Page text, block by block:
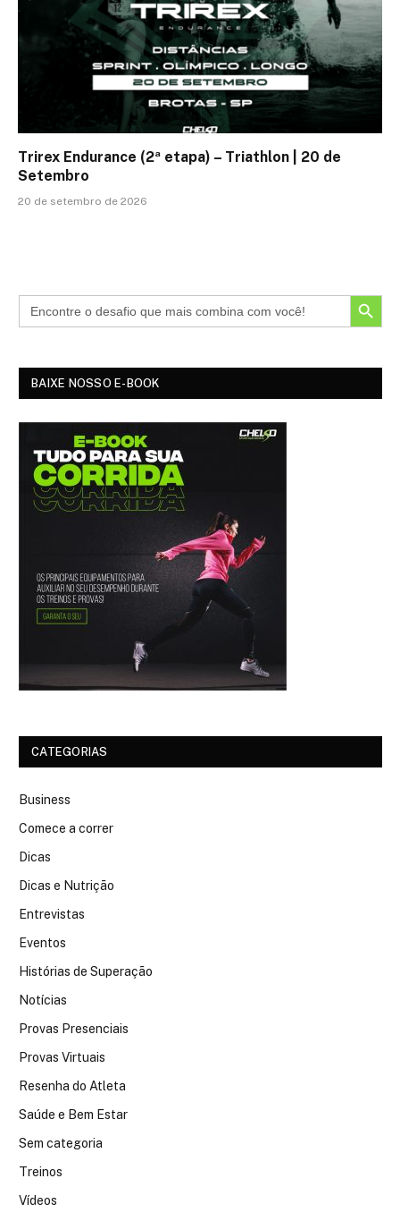
Trirex Endurance (2ª etapa) – Triathlon | 20 de
Setembro
20 de setembro de 2026
SEARCH BUTTON
BAIXE NOSSO E-BOOK
CATEGORIAS
Business
Comece a correr
Dicas
Dicas e Nutrição
Entrevistas
Eventos
Histórias de Superação
Notícias
Provas Presenciais
Provas Virtuais
Resenha do Atleta
Saúde e Bem Estar
Sem categoria
Treinos
Vídeos